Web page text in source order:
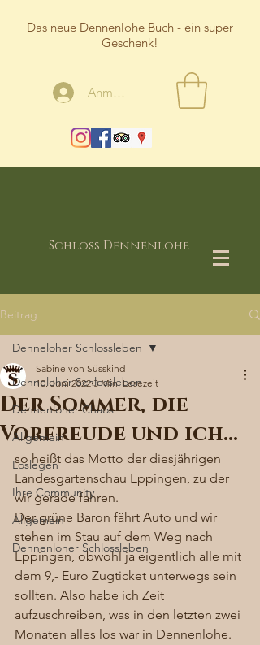
Das neue Dennenlohe Buch - ein super
Geschenk!
Anmelden
Schloss Dennenlohe
Beitrag
Denneloher Schlossleben
Dennenloher Chaos
Allgemein
Loslegen
Ihre Community
Allgemein
Dennenloher Schlossleben
Denneloher Schlossleben
Der Sommer, die
Vorfreude und ich…
Sabine von Süsskind
10. Juni 2022 3 Min. Lesezeit
so heißt das Motto der diesjährigen
Landesgartenschau Eppingen, zu der
wir gerade fahren.
Der grüne Baron fährt Auto und wir
stehen im Stau auf dem Weg nach
Eppingen, obwohl ja eigentlich alle mit
dem 9,- Euro Zugticket unterwegs sein
sollten. Also habe ich Zeit
aufzuschreiben, was in den letzten zwei
Monaten alles los war in Dennenlohe.